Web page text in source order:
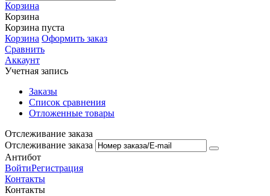
Корзина
Корзина
Корзина пуста
Корзина Оформить заказ
Сравнить
Аккаунт
Учетная запись
Заказы
Список сравнения
Отложенные товары
Отслеживание заказа
Отслеживание заказа
Антибот
ВойтиРегистрация
Контакты
Контакты